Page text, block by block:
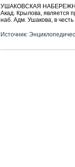
УШАКОВСКАЯ
Акад. Крылова, является
наб. Адм. Ушакова, в
Источник: